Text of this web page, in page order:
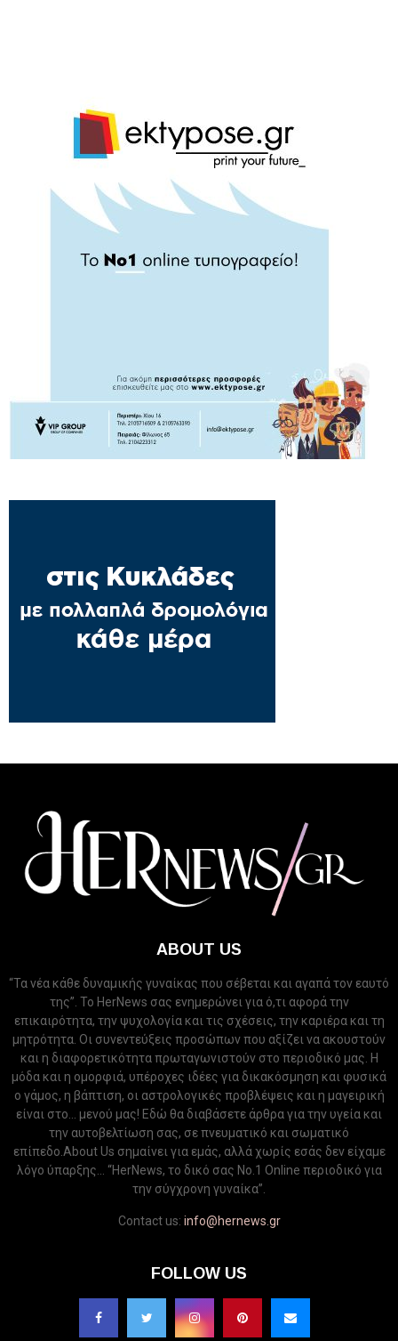
ABOUT US
“Τα νέα κάθε δυναμικής γυναίκας που σέβεται και αγαπά τον εαυτό
της”. Το HerNews σας ενημερώνει για ό,τι αφορά την
επικαιρότητα, την ψυχολογία και τις σχέσεις, την καριέρα και τη
μητρότητα. Οι συνεντεύξεις προσώπων που αξίζει να ακουστούν
και η διαφορετικότητα πρωταγωνιστούν στο περιοδικό μας. Η
μόδα και η ομορφιά, υπέροχες ιδέες για δικακόσμηση και φυσικά
ο γάμος, η βάπτιση, οι αστρολογικές προβλέψεις και η μαγειρική
είναι στο... μενού μας! Εδώ θα διαβάσετε άρθρα για την υγεία και
την αυτοβελτίωση σας, σε πνευματικό και σωματικό
επίπεδο.About Us σημαίνει για εμάς, αλλά χωρίς εσάς δεν είχαμε
λόγο ύπαρξης... “HerNews, το δικό σας Νo.1 Online περιοδικό για
την σύγχρονη γυναίκα”.
Contact us: info@hernews.gr
FOLLOW US